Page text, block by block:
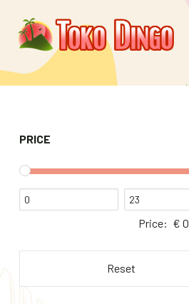
PRICE
Price: € 0
Reset